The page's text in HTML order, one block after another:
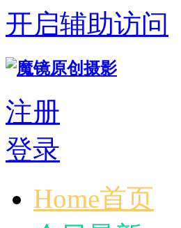
开启辅助访问
注册
登录
Home首页